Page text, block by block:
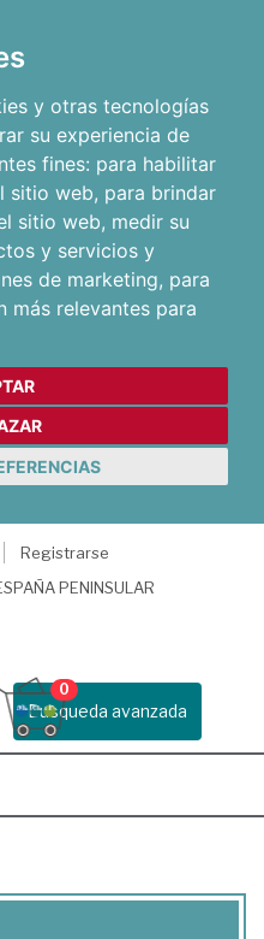
y otras tecnologías
su experiencia de
fines: para habilitar
sitio web, para brindar
sitio web, medir su
y servicios y
de marketing, para
más relevantes para
Registrarse
PENINSULAR
Busqueda avanzada
0